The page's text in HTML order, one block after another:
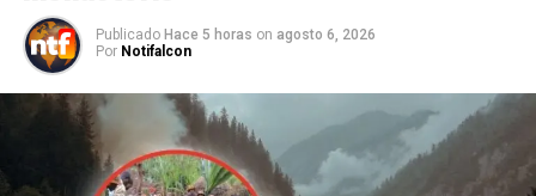
Publicado Hace 5 horas on agosto 6, 2026
Por Notifalcon